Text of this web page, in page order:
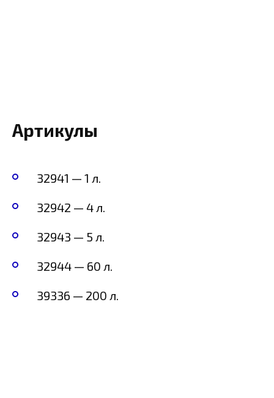
Артикулы
32941 — 1 л.
32942 — 4 л.
32943 — 5 л.
32944 — 60 л.
39336 — 200 л.